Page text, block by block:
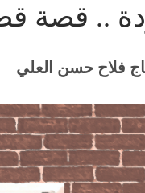
.. قصة
فلاح حسن العلي